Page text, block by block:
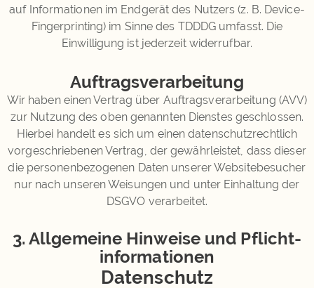
auf Informationen im Endgerät des Nutzers (z. B. Device-
Fingerprinting) im Sinne des TDDDG umfasst. Die
Einwilligung ist jederzeit widerrufbar.
Auftragsverarbeitung
Wir haben einen Vertrag über Auftragsverarbeitung (AVV)
zur Nutzung des oben genannten Dienstes geschlossen.
Hierbei handelt es sich um einen datenschutzrechtlich
vorgeschriebenen Vertrag, der gewährleistet, dass dieser
die personenbezogenen Daten unserer Websitebesucher
nur nach unseren Weisungen und unter Einhaltung der
DSGVO verarbeitet.
3. Allgemeine Hinweise und Pflicht­
informationen
Datenschutz